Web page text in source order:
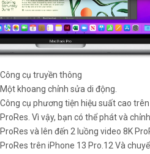
Công cụ truyền thông
Một khoang chỉnh sửa di động.
Công cụ phương tiện hiệu suất cao
ProRes. Vì vậy, bạn có thể phát và
ProRes và lên đến 2 luồng video 8K
ProRes trên iPhone 13 Pro.12 Và